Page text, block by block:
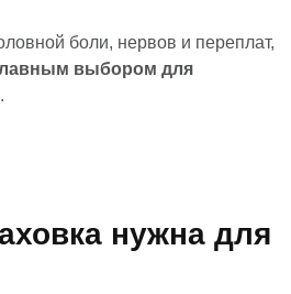
боли, нервов и переплат,
выбором для
нужна для